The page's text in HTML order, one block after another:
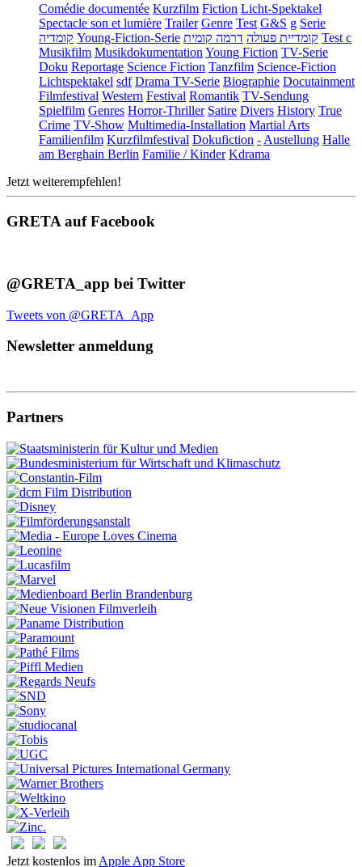
Comédie documentée Kurzfilm Fiction Licht-Spektakel
Spectacle son et lumière Trailer Genre Test G&S g Serie
קומדיה Young-Fiction-Serie קומדיית פעולה דרמה קומית
Test c
Musikfilm Musikdokumentation Young Fiction TV-Serie
Doku Reportage Science Fiction Tanzfilm Science-Fiction
Lichtspektakel sdf Drama TV-Serie Biographie Docutainment
Filmfestival Western Festival Romantik TV-Sendung
Spielfilm Genres Horror-Thriller Satire Divers History True
Crime TV-Show Multimedia-Installation Martial Arts
Familienfilm Kurzfilmfestival Dokufiction - Austellung Halle
am Berghain Berlin Familie / Kinder Kdrama
Jetzt weiterempfehlen!
GRETA auf Facebook
@GRETA_app bei Twitter
Tweets von @GRETA_App
Newsletter anmeldung
Partners
Jetzt kostenlos im Apple App Store